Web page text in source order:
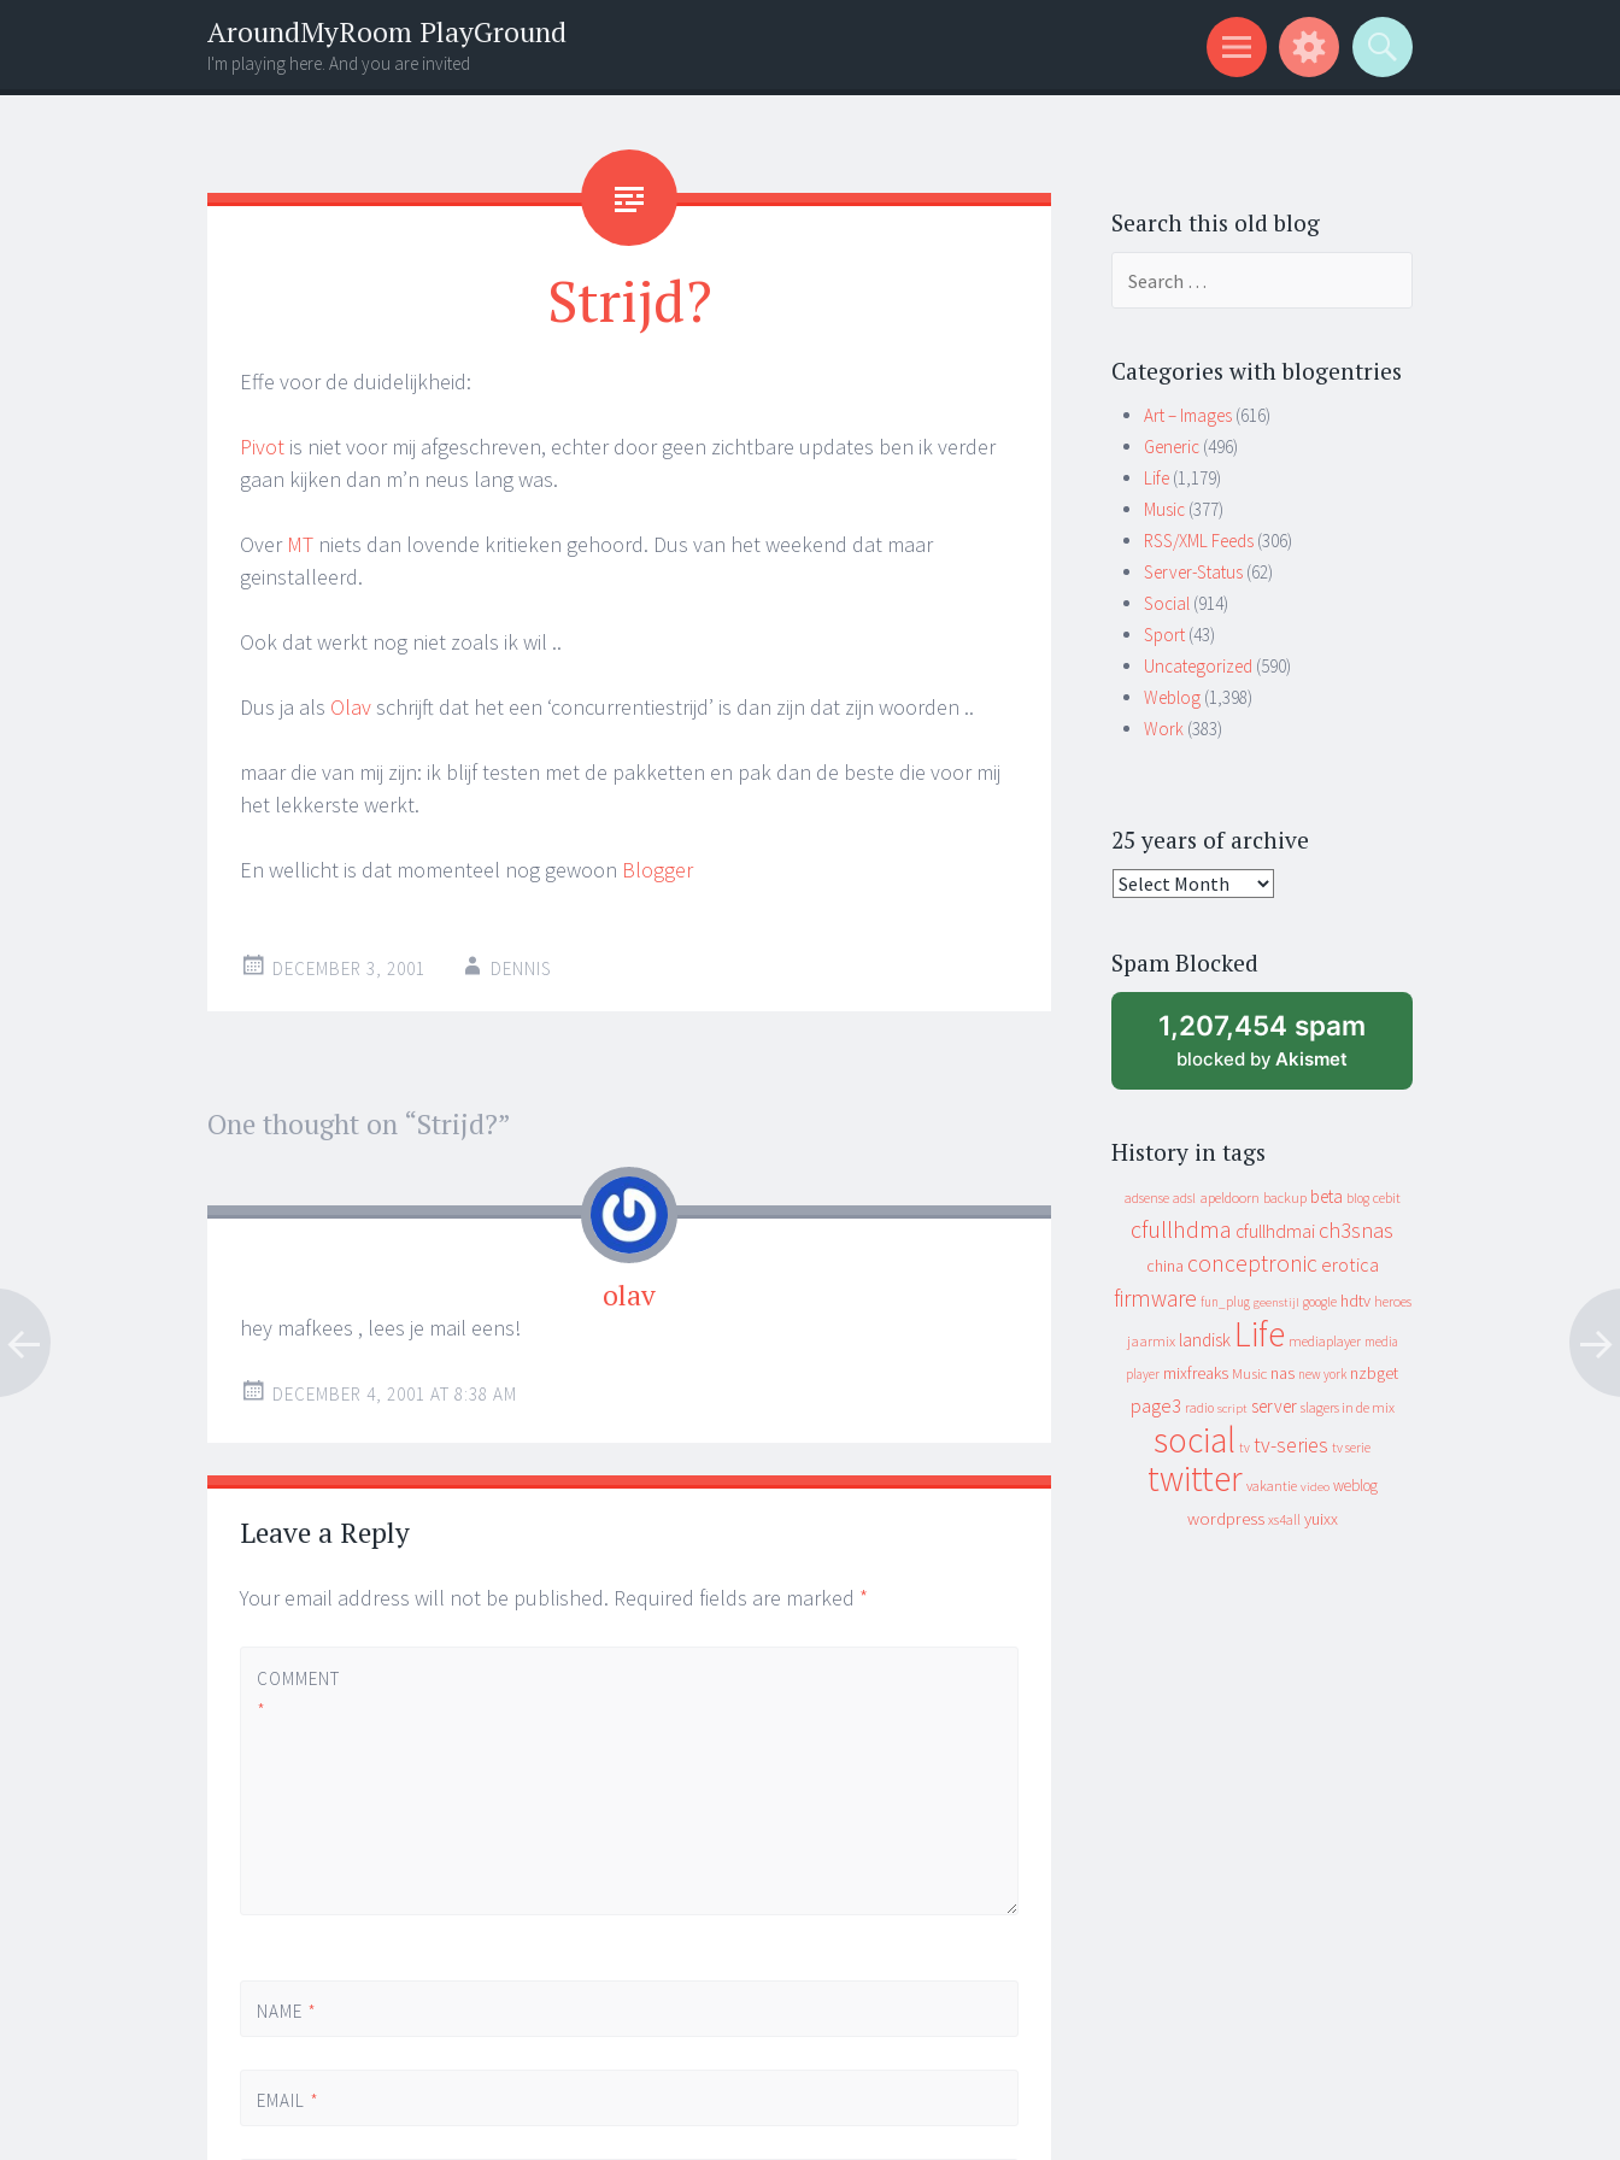
AroundMyRoom PlayGround
I'm playing here. And you are invited
Menu
Widgets
Search
Strijd?
Effe voor de duidelijkheid:
Pivot is niet voor mij afgeschreven, echter door geen zichtbare updates ben ik verder
gaan kijken dan m’n neus lang was.
Over MT niets dan lovende kritieken gehoord. Dus van het weekend dat maar
geinstalleerd.
Ook dat werkt nog niet zoals ik wil ..
Dus ja als Olav schrijft dat het een ‘concurrentiestrijd’ is dan zijn dat zijn woorden ..
maar die van mij zijn: ik blijf testen met de pakketten en pak dan de beste die voor mij
het lekkerste werkt.
En wellicht is dat momenteel nog gewoon Blogger
DECEMBER 3, 2001 DENNIS
Post
navigation
←
→
One thought on “Strijd?”
olav
hey mafkees , lees je mail eens!
DECEMBER 4, 2001 AT 8:38 AM
Leave a Reply
Your email address will not be published. Required fields are marked *
COMMENT
*
NAME *
EMAIL *
Search this old blog
Categories with blogentries
Art – Images (616)
Generic (496)
Life (1,179)
Music (377)
RSS/XML Feeds (306)
Server-Status (62)
Social (914)
Sport (43)
Uncategorized (590)
Weblog (1,398)
Work (383)
25 years of archive
25
archive
Spam Blocked
1,207,454 spam
blocked by Akismet
History in tags
adsense adsl apeldoorn backup beta blog cebit
cfullhdma cfullhdmai ch3snas
china conceptronic erotica
firmware fun_plug geenstijl google hdtv heroes
jaarmix landisk Life mediaplayer media
player mixfreaks Music nas new york nzbget
page3 radio script server slagers in de mix
social tv tv-series tv serie
twitter vakantie video weblog
wordpress xs4all yuixx